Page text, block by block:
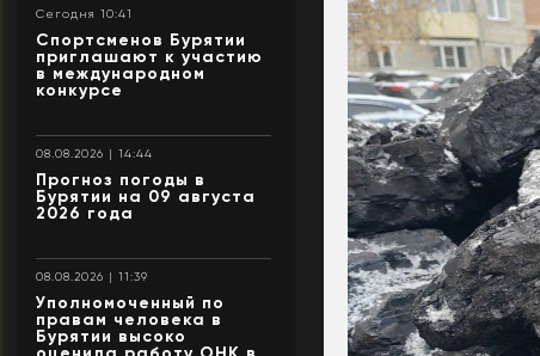
Сегодня 10:41
Спортсменов Бурятии
приглашают к участию
в международном
конкурсе
08.08.2026 | 14:44
Прогноз погоды в
Бурятии на 09 августа
2026 года
08.08.2026 | 11:39
Уполномоченный по
правам человека в
Бурятии высоко